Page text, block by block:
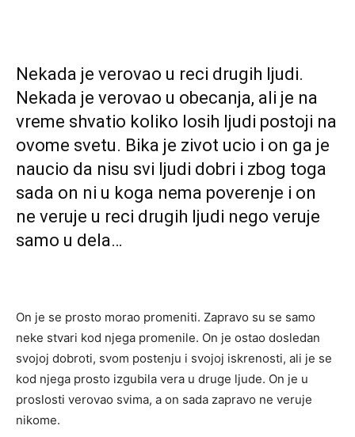
Nekada je verovao u reci drugih ljudi.
Nekada je verovao u obecanja, ali je na
vreme shvatio koliko losih ljudi postoji na
ovome svetu. Bika je zivot ucio i on ga je
naucio da nisu svi ljudi dobri i zbog toga
sada on ni u koga nema poverenje i on
ne veruje u reci drugih ljudi nego veruje
samo u dela…
On je se prosto morao promeniti. Zapravo su se samo
neke stvari kod njega promenile. On je ostao dosledan
svojoj dobroti, svom postenju i svojoj iskrenosti, ali je se
kod njega prosto izgubila vera u druge ljude. On je u
proslosti verovao svima, a on sada zapravo ne veruje
nikome.